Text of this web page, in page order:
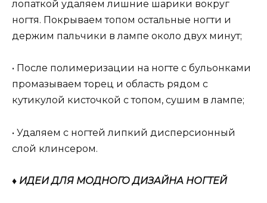
лопаткой удаляем лишние шарики вокруг
ногтя. Покрываем топом остальные ногти и
держим пальчики в лампе около двух минут;
• После полимеризации на ногте с бульонками
промазываем торец и область рядом с
кутикулой кисточкой с топом, сушим в лампе;
• Удаляем с ногтей липкий дисперсионный
слой клинсером.
♦ ИДЕИ ДЛЯ МОДНОГО ДИЗАЙНА НОГТЕЙ